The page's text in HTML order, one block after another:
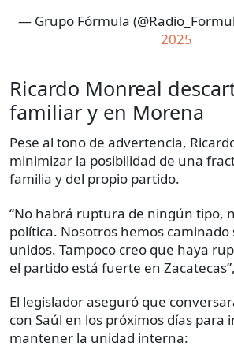
— Grupo Fórmula
2025
Ricardo Monreal
familiar y en Morena
Pese al tono de advertencia,
minimizar la posibilidad de una
familia y del propio partido.
“No habrá ruptura de ningún tipo,
política. Nosotros hemos
unidos. Tampoco creo que haya
el partido está fuerte en
El legislador aseguró que
con Saúl en los próximos días para
mantener la unidad interna: